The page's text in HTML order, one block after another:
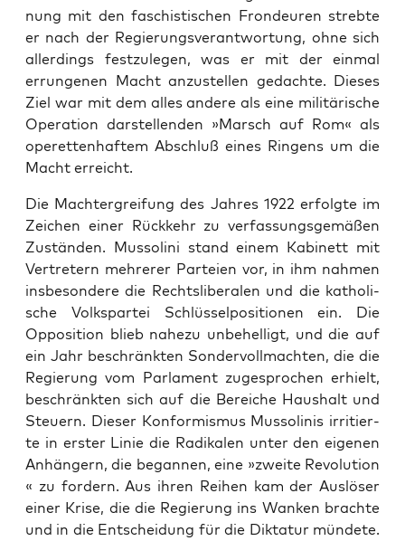
nung mit den faschis­ti­schen Fron­deu­ren streb­te
er nach der Regie­rungs­ver­ant­wor­tung, ohne sich
aller­dings fest­zu­le­gen, was er mit der ein­mal
errun­ge­nen Macht anzu­stel­len gedach­te. Die­ses
Ziel war mit dem alles ande­re als eine mili­tä­ri­sche
Ope­ra­ti­on dar­stel­len­den »Marsch auf Rom« als
ope­ret­ten­haf­tem Abschluß eines Rin­gens um die
Macht erreicht.
Die Macht­er­grei­fung des Jah­res 1922 erfolg­te im
Zei­chen einer Rück­kehr zu ver­fas­sungs­ge­mä­ßen
Zustän­den. Mus­so­li­ni stand einem Kabi­nett mit
Ver­tre­tern meh­re­rer Par­tei­en vor, in ihm nah­men
ins­be­son­de­re die Rechts­li­be­ra­len und die katho­li­
sche Volks­par­tei Schlüs­sel­po­si­tio­nen ein. Die
Oppo­si­ti­on blieb nahe­zu unbe­hel­ligt, und die auf
ein Jahr beschränk­ten Son­der­voll­mach­ten, die die
Regie­rung vom Par­la­ment zuge­spro­chen erhielt,
beschränk­ten sich auf die Berei­che Haus­halt und
Steu­ern. Die­ser Kon­for­mis­mus Mus­so­li­nis irri­tier­
te in ers­ter Linie die Radi­ka­len unter den eige­nen
Anhän­gern, die began­nen, eine »zwei­te Revo­lu­ti­on
« zu for­dern. Aus ihren Rei­hen kam der Aus­lö­ser
einer Kri­se, die die Regie­rung ins Wan­ken brach­te
und in die Ent­schei­dung für die Dik­ta­tur mün­de­te.